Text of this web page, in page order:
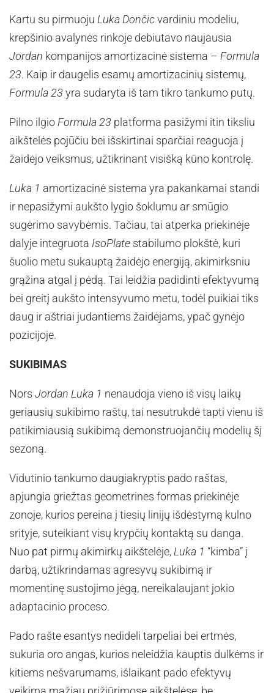
Kartu su pirmuoju Luka Dončicvardiniu modeliu,
krepšinio avalynės rinkoje debiutavo naujausia
Jordan kompanijos amortizacinė sistema – Formula
23. Kaip ir daugelis esamų amortizacinių sistemų,
Formula 23 yra sudaryta iš tam tikro tankumo putų.
Pilno ilgioFormula 23 platforma pasižymi itin tiksliu
aikštelės pojūčiu bei išskirtinai sparčiai reaguoja į
žaidėjo veiksmus, užtikrinant visišką kūno kontrolę.
Luka 1 amortizacinė sistema yra pakankamai standi
ir nepasižymi aukšto lygio šoklumu ar smūgio
sugėrimo savybėmis. Tačiau, tai atperka priekinėje
dalyje integruota IsoPlate stabilumo plokštė, kuri
šuolio metu sukauptą žaidėjo energiją, akimirksniu
grąžina atgal į pėdą. Tai leidžia padidinti efektyvumą
bei greitį aukšto intensyvumo metu, todėl puikiai tiks
daug ir aštriai judantiems žaidėjams, ypač gynėjo
pozicijoje.
SUKIBIMAS
Nors Jordan Luka 1 nenaudoja vieno iš visų laikų
geriausių sukibimo raštų, tai nesutrukdė tapti vienu iš
patikimiausią sukibimą demonstruojančių modelių šį
sezoną.
Vidutinio tankumo daugiakryptis pado raštas,
apjungia griežtas geometrines formas priekinėje
zonoje, kurios pereina į tiesių linijų išdėstymą kulno
srityje, suteikiant visų krypčių kontaktą su danga.
Nuo pat pirmų akimirkų aikštelėje,Luka 1 “kimba” į
darbą, užtikrindamas agresyvų sukibimą ir
momentinę sustojimo jėgą, nereikalaujant jokio
adaptacinio proceso.
Pado rašte esantys nedideli tarpeliai bei ertmės,
sukuria oro angas, kurios neleidžia kauptis dulkėms ir
kitiems nešvarumams, išlaikant pado efektyvų